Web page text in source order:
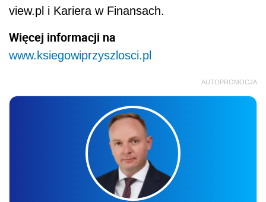
view.pl i Kariera w Finansach.
Więcej informacji na
www.ksiegowiprzyszlosci.pl
AUTOPROMOCJA